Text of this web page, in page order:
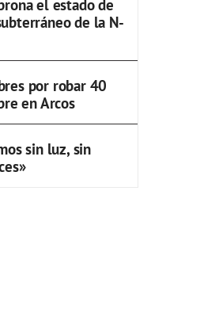
el estado de
de la N-
por robar 40
en Arcos
sin luz, sin